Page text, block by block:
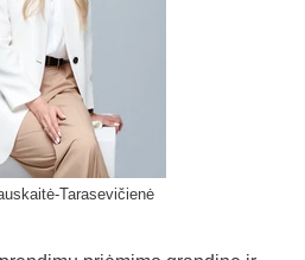
Tarasevičienė